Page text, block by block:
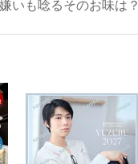
いも唸るそのお味は？